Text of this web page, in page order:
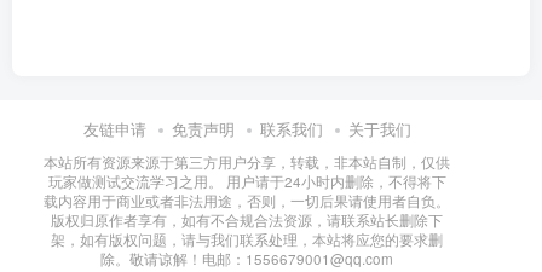
友链申请 免责声明 联系我们 关于我们
本站所有资源来源于第三方用户分享，转载，非本站自制，仅供
玩家做测试交流学习之用。 用户请于24小时内删除，不得将下
载内容用于商业或者非法用途，否则，一切后果请使用者自负。
版权归原作者享有，如有不合规合法资源，请联系站长删除下
架，如有版权问题，请与我们联系处理，本站将应您的要求删
除。敬请谅解！电邮：1556679001@qq.com